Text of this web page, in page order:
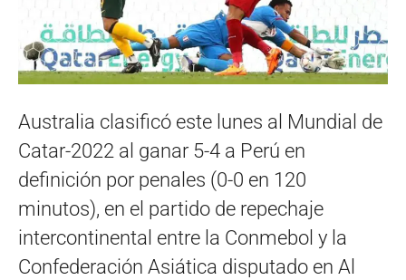
Australia clasificó este lunes al Mundial de
Catar-2022 al ganar 5-4 a Perú en
definición por penales (0-0 en 120
minutos), en el partido de repechaje
intercontinental entre la Conmebol y la
Confederación Asiática disputado en Al